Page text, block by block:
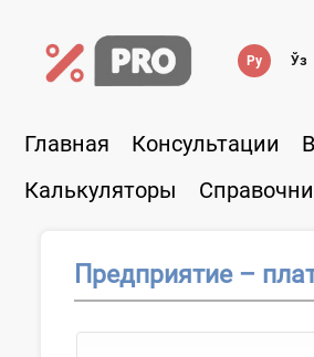
Ру Ўз
Главная Консультации
Калькуляторы
Предприятие –